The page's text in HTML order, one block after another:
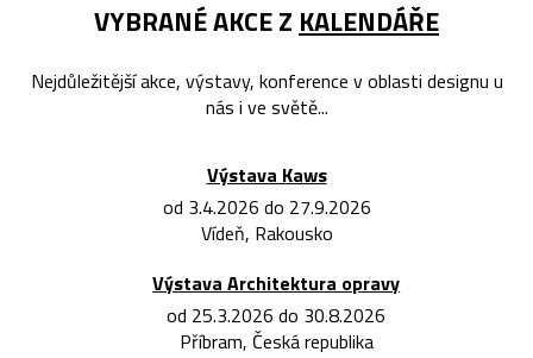
VYBRANÉ AKCE Z KALENDÁŘE
Nejdůležitější akce, výstavy, konference v oblasti designu u
nás i ve světě...
Výstava Kaws
od 3.4.2026 do 27.9.2026
Vídeň, Rakousko
Výstava Architektura opravy
od 25.3.2026 do 30.8.2026
Příbram, Česká republika